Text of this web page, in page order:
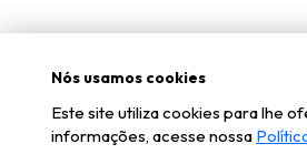
Nós usamos cookies
Este site utiliza cookies para lhe
informações, acesse nossa